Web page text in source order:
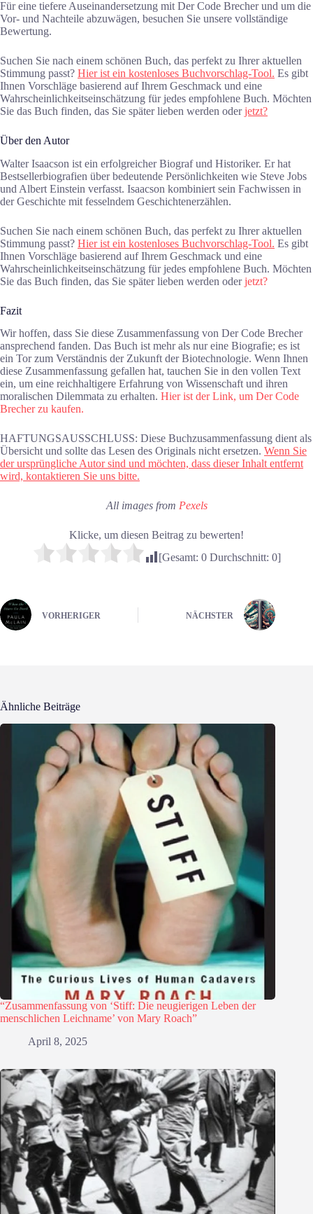
Für eine tiefere Auseinandersetzung mit Der Code Brecher und um die
Vor- und Nachteile abzuwägen, besuchen Sie unsere vollständige
Bewertung.
Suchen Sie nach einem schönen Buch, das perfekt zu Ihrer aktuellen
Stimmung passt? Hier ist ein kostenloses Buchvorschlag-Tool. Es gibt
Ihnen Vorschläge basierend auf Ihrem Geschmack und eine
Wahrscheinlichkeitseinschätzung für jedes empfohlene Buch. Möchten
Sie das Buch finden, das Sie später lieben werden oderjetzt?
Über den Autor
Walter Isaacson ist ein erfolgreicher Biograf und Historiker. Er hat
Bestsellerbiografien über bedeutende Persönlichkeiten wie Steve Jobs
und Albert Einstein verfasst. Isaacson kombiniert sein Fachwissen in
der Geschichte mit fesselndem Geschichtenerzählen.
Suchen Sie nach einem schönen Buch, das perfekt zu Ihrer aktuellen
Stimmung passt? Hier ist ein kostenloses Buchvorschlag-Tool. Es gibt
Ihnen Vorschläge basierend auf Ihrem Geschmack und eine
Wahrscheinlichkeitseinschätzung für jedes empfohlene Buch. Möchten
Sie das Buch finden, das Sie später lieben werden oderjetzt?
Fazit
Wir hoffen, dass Sie diese Zusammenfassung von Der Code Brecher
ansprechend fanden. Das Buch ist mehr als nur eine Biografie; es ist
ein Tor zum Verständnis der Zukunft der Biotechnologie. Wenn Ihnen
diese Zusammenfassung gefallen hat, tauchen Sie in den vollen Text
ein, um eine reichhaltigere Erfahrung von Wissenschaft und ihren
moralischen Dilemmata zu erhalten. Hier ist der Link, um Der Code
Brecher zu kaufen.
HAFTUNGSAUSSCHLUSS: Diese Buchzusammenfassung dient als
Übersicht und sollte das Lesen des Originals nicht ersetzen. Wenn Sie
der ursprüngliche Autor sind und möchten, dass dieser Inhalt entfernt
wird, kontaktieren Sie uns bitte.
All images from Pexels
Klicke, um diesen Beitrag zu bewerten!
[Gesamt: 0Durchschnitt: 0]
VORHERIGER NÄCHSTER
Ähnliche Beiträge
“Zusammenfassung von ‘Stiff: Die neugierigen Leben der
menschlichen Leichname’ von Mary Roach”
April 8, 2025